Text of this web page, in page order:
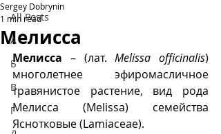
All Posts
А
Б
В
Г
Мелисса
Sergey Dobrynin
1 min read
Мелисса – (лат. Melissa officinalis)
многолетнее эфиромасличное
травянистое растение, вид рода
Мелисса (Melissa) семейства
Яснотковые (Lamiaceae).